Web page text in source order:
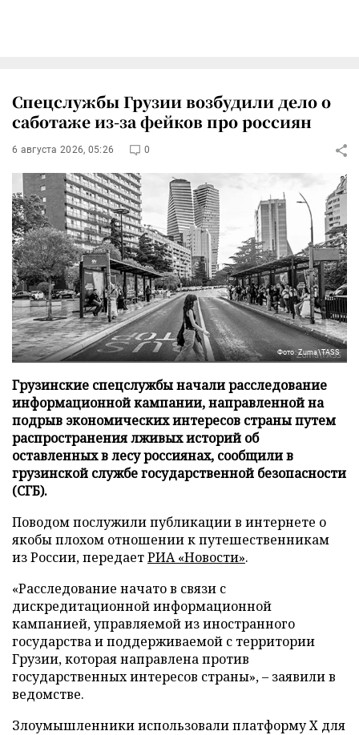
Спецслужбы Грузии возбудили дело о
саботаже из-за фейков про россиян
6 августа 2026, 05:26 0
Фото: Zuma\TASS
Грузинские спецслужбы начали расследование
информационной кампании, направленной на
подрыв экономических интересов страны путем
распространения лживых историй об
оставленных в лесу россиянах, сообщили в
грузинской службе государственной безопасности
(СГБ).
Поводом послужили публикации в интернете о
якобы плохом отношении к путешественникам
из России, передаетРИА «Новости».
«Расследование начато в связи с
дискредитационной информационной
кампанией, управляемой из иностранного
государства и поддерживаемой с территории
Грузии, которая направлена против
государственных интересов страны», – заявили в
ведомстве.
Злоумышленники использовали платформу X для